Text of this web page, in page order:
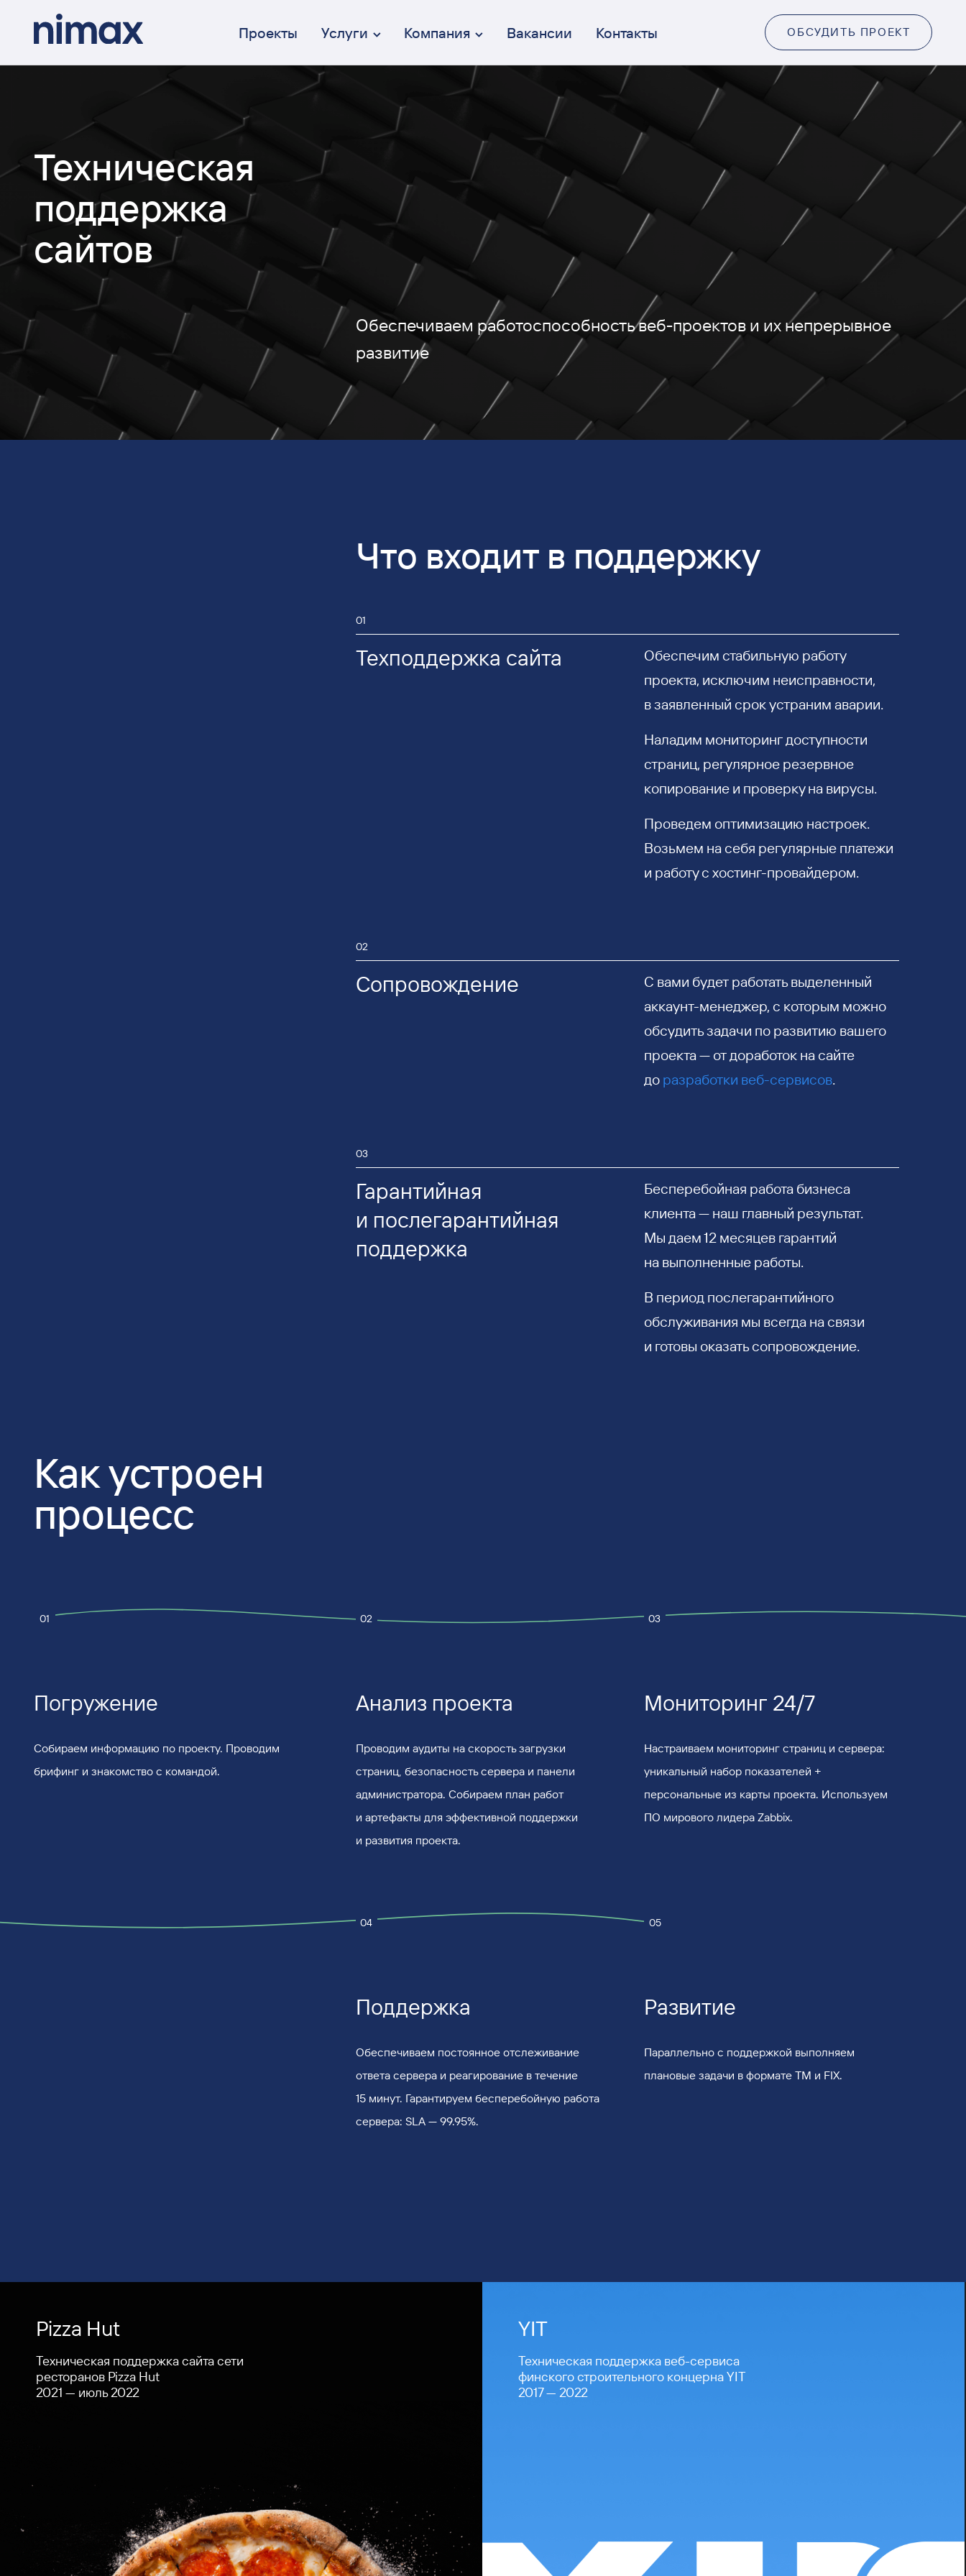
Проекты Услуги
Брендинг
От идеи до коммуникации
Дизайн интерфейсов (UX/UI)
Осмысленный и эстетичный
Веб-разработка
Перформанс-маркетинг
Вдумчивый и эффективный
Коммуникация
От СММ до креативных кампаний
Компания Вакансии Контакты ОБСУДИТЬ ПРОЕКТ
Техническая
поддержка
сайтов
Обеспечиваем работоспособность веб-проектов и их непрерывное
развитие
Что входит в поддержку
01
Техподдержка сайта
Обеспечим стабильную работу
проекта, исключим неисправности,
в заявленный срок устраним аварии.
Наладим мониторинг доступности
страниц, регулярное резервное
копирование и проверку на вирусы.
Проведем оптимизацию настроек.
Возьмем на себя регулярные платежи
и работу с хостинг-провайдером.
02
Сопровождение
С вами будет работать выделенный
аккаунт-менеджер, с которым можно
обсудить задачи по развитию вашего
проекта — от доработок на сайте
до разработки веб-сервисов.
03
Гарантийная
и послегарантийная
поддержка
Бесперебойная работа бизнеса
клиента — наш главный результат.
Мы даем 12 месяцев гарантий
на выполненные работы.
В период послегарантийного
обслуживания мы всегда на связи
и готовы оказать сопровождение.
Как устроен
процесс
01
Погружение
Собираем информацию по проекту. Проводим
брифинг и знакомство с командой.
02
Анализ проекта
Проводим аудиты на скорость загрузки
страниц, безопасность сервера и панели
администратора. Собираем план работ
и артефакты для эффективной поддержки
и развития проекта.
03
Мониторинг 24/7
Настраиваем мониторинг страниц и сервера:
уникальный набор показателей +
персональные из карты проекта. Используем
ПО мирового лидера Zabbix.
04
Поддержка
Обеспечиваем постоянное отслеживание
ответа сервера и реагирование в течение
15 минут. Гарантируем бесперебойную работа
сервера: SLA — 99.95%.
05
Развитие
Параллельно с поддержкой выполняем
плановые задачи в формате TM и FIX.
Pizza Hut
Техническая поддержка сайта сети
ресторанов Pizza Hut
2021 — июль 2022
YIT
Техническая поддержка веб-сервиса
финского строительного концерна YIT
2017 — 2022